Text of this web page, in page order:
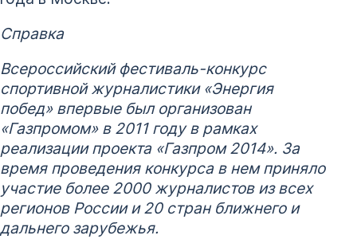
Справка
Всероссийский фестиваль-конкурс
спортивной журналистики «Энергия
побед» впервые был организован
«Газпромом» в 2011 году в рамках
реализации проекта «Газпром 2014». За
время проведения конкурса в нем приняло
участие более 2000 журналистов из всех
регионов России и 20 стран ближнего и
дальнего зарубежья.